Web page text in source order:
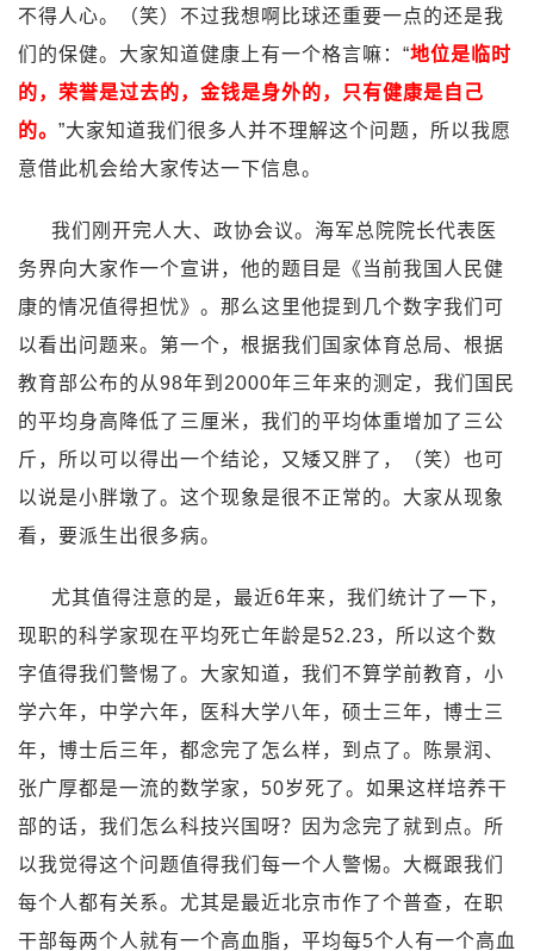
不得人心。（笑）不过我想啊比球还重要一点的还是我
们的保健。大家知道健康上有一个格言嘛：“地位是临时
的，荣誉是过去的，金钱是身外的，只有健康是自己
的。 ”大家知道我们很多人并不理解这个问题，所以我愿
意借此机会给大家传达一下信息。
我们刚开完人大、政协会议。海军总院院长代表医
务界向大家作一个宣讲，他的题目是《当前我国人民健
康的情况值得担忧》。那么这里他提到几个数字我们可
以看出问题来。第一个，根据我们国家体育总局、根据
教育部公布的从98年到2000年三年来的测定，我们国民
的平均身高降低了三厘米，我们的平均体重增加了三公
斤，所以可以得出一个结论，又矮又胖了，（笑）也可
以说是小胖墩了。这个现象是很不正常的。大家从现象
看，要派生出很多病。
尤其值得注意的是，最近6年来，我们统计了一下，
现职的科学家现在平均死亡年龄是52.23，所以这个数
字值得我们警惕了。大家知道，我们不算学前教育，小
学六年，中学六年，医科大学八年，硕士三年，博士三
年，博士后三年，都念完了怎么样，到点了。陈景润、
张广厚都是一流的数学家，50岁死了。如果这样培养干
部的话，我们怎么科技兴国呀？因为念完了就到点。所
以我觉得这个问题值得我们每一个人警惕。大概跟我们
每个人都有关系。尤其是最近北京市作了个普查，在职
干部每两个人就有一个高血脂，平均每5个人有一个高血